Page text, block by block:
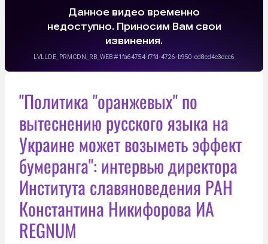
"Политика "оранжевых" по
вытеснению русского языка на
Украине может возыметь эффект
бумеранга": интервью директора
Института славяноведения РАН
Константина Никифорова ИА
REGNUM